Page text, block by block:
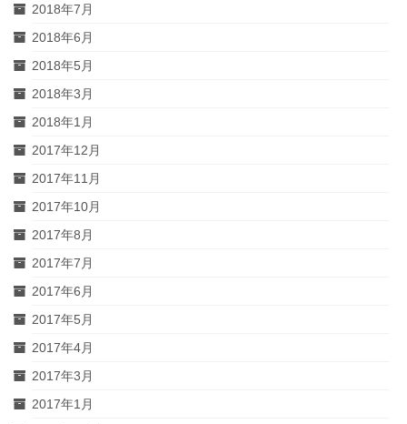
2018年7月
2018年6月
2018年5月
2018年3月
2018年1月
2017年12月
2017年11月
2017年10月
2017年8月
2017年7月
2017年6月
2017年5月
2017年4月
2017年3月
2017年1月